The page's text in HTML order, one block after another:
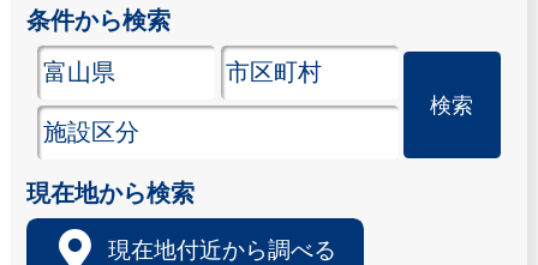
条件から検索
現在地から検索
現在地付近から調べる